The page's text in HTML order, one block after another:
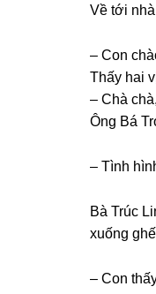
Về tới
– Con
Thấy hai
– Chà
Ônɡ Bá
– Tình
Bà Trúc
xuốnɡ
– Con